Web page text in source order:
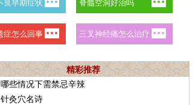
精彩推荐
哪些情况下需禁忌辛辣
针灸穴名诗